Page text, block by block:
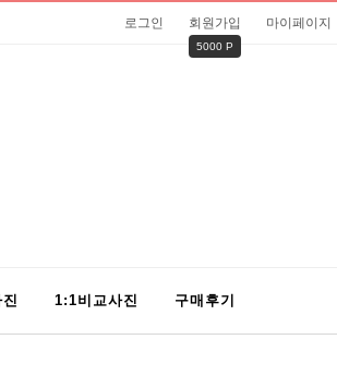
로그인 회원가입
5000 P
마이페이지
1:1비교사진 구매후기